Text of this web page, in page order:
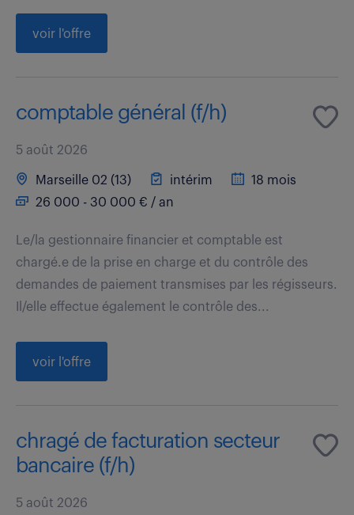
voir l'offre
comptable général (f/h)
5 août 2026
Marseille 02 (13) intérim
18 mois
26 000 - 30 000 € / an
Le/la gestionnaire financier et comptable est
chargé.e de la prise en charge et du contrôle des
demandes de paiement transmises par les régisseurs.
Il/elle effectue également le contrôle des...
voir l'offre
chragé de facturation secteur
bancaire (f/h)
5 août 2026